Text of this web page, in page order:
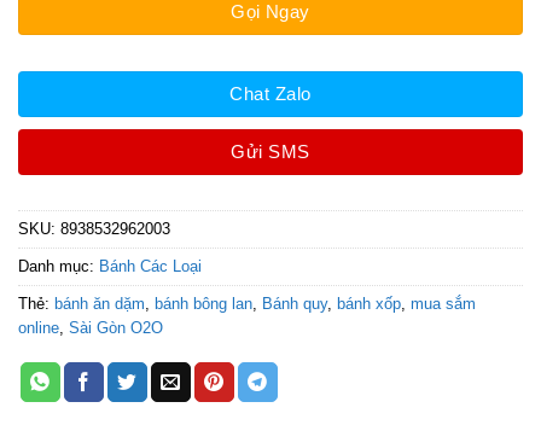
Gọi Ngay
Chat Zalo
Gửi SMS
SKU: 8938532962003
Danh mục: Bánh Các Loại
Thẻ: bánh ăn dặm, bánh bông lan, Bánh quy, bánh xốp, mua sắm
online, Sài Gòn O2O